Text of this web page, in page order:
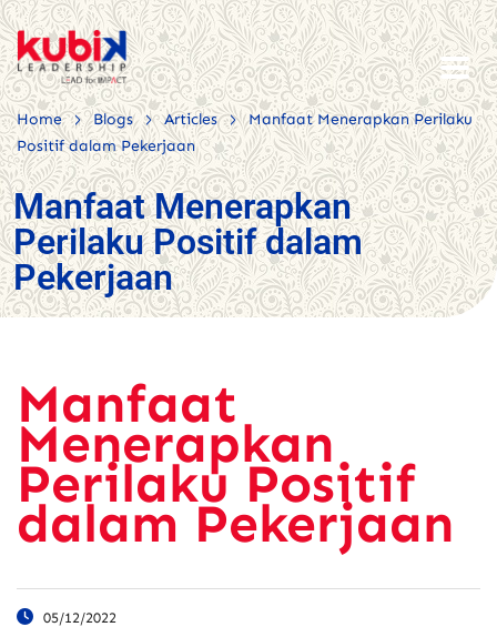
Home > Blogs > Articles >
Manfaat Menerapkan Perilaku
Positif dalam Pekerjaan
Manfaat Menerapkan
Perilaku Positif dalam
Pekerjaan
Manfaat
Menerapkan
Perilaku Positif
dalam Pekerjaan
05/12/2022